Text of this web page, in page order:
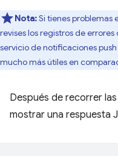
Nota:Si tienes problemas
revises los registros de
servicio de notificaciones
mucho más útiles en
Después de recorrer
mostrar una respuesta